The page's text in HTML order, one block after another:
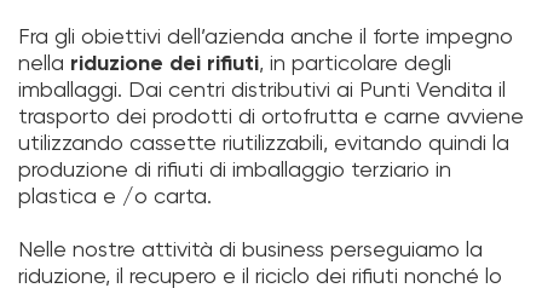
Fra gli obiettivi dell’azienda anche il forte impegno
nella riduzione dei rifiuti, in particolare degli
imballaggi. Dai centri distributivi ai Punti Vendita il
trasporto dei prodotti di ortofrutta e carne avviene
utilizzando cassette riutilizzabili, evitando quindi la
produzione di rifiuti di imballaggio terziario in
plastica e /o carta.
Nelle nostre attività di business perseguiamo la
riduzione, il recupero e il riciclo dei rifiuti nonché lo